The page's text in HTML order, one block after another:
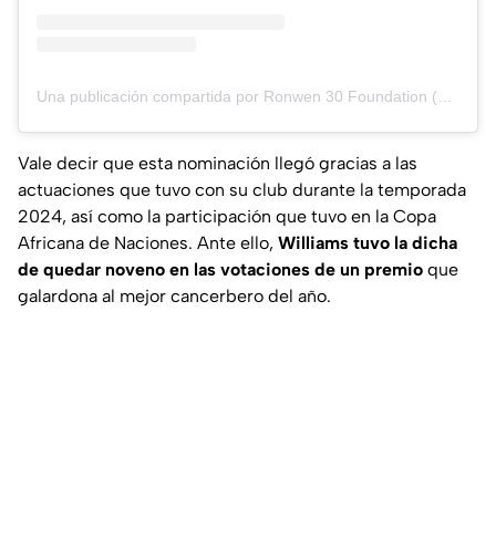
Vale decir que esta nominación llegó gracias a las
actuaciones que tuvo con su club durante la temporada
2024, así como la participación que tuvo en la Copa
Africana de Naciones. Ante ello, Williams tuvo la dicha
de quedar noveno en las votaciones de un premio que
galardona al mejor cancerbero del año.